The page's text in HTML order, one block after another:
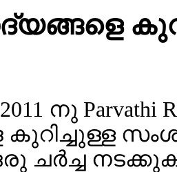
2011 നു
കുറിച്ചുള്ള
ചര്‍ച്ച